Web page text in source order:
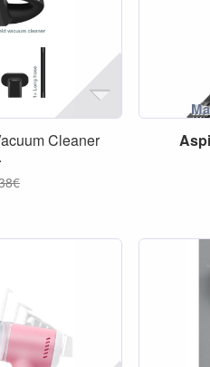
Cleaner